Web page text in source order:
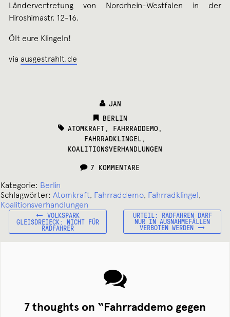
Ländervertretung von Nordrhein-Westfalen in der
Hiroshimastr. 12-16.
Ölt eure Klingeln!
via ausgestrahlt.de
JAN
CATEGORIES:
BERLIN
TAGS:
ATOMKRAFT , FAHRRADDEMO ,
FAHRRADKLINGEL ,
KOALITIONSVERHANDLUNGEN
7 KOMMENTARE
Kategorie: Berlin
Schlagwörter: Atomkraft, Fahrraddemo, Fahrradklingel,
Koalitionsverhandlungen
Beitragsnavigation
VORHERIGER
BEITRAG:
VOLKSPARK
GLEISDREIECK: NICHT FÜR
RADFAHRER
NÄCHSTER
BEITRAG:
URTEIL: RADFAHREN DARF
NUR IN AUSNAHMEFÄLLEN
VERBOTEN WERDEN
7 thoughts on “Fahrraddemo gegen